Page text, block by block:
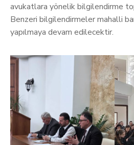
avukatlara yönelik bilgilendirme
Benzeri bilgilendirmeler mahalli
yapılmaya devam edilecektir.